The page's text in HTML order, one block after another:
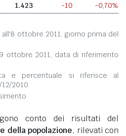
1.423 -10 -0,70%
ottobre 2011, giorno prima del
ottobre 2011, data di riferimento
e percentuale si riferisce al
2010
conto dei risultati del
della popolazione, rilevati con